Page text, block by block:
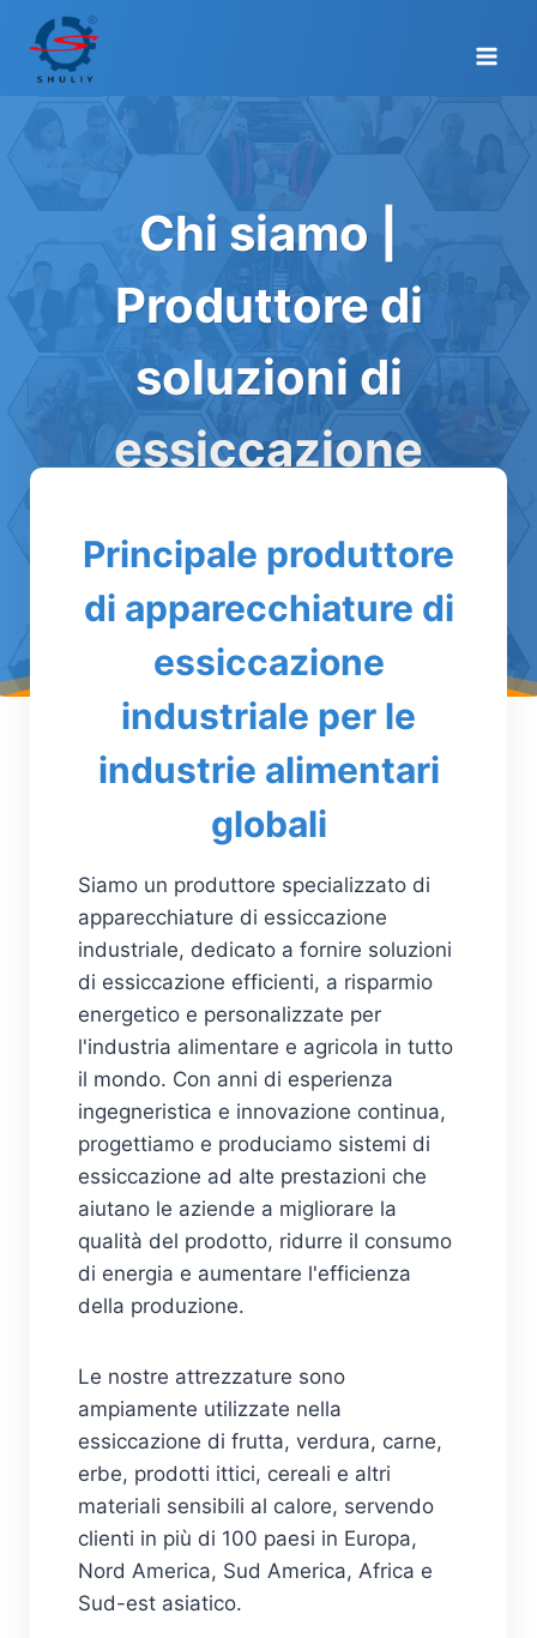
contenuto
Chi siamo |
Produttore di
soluzioni di
essiccazione
Principale produttore
di apparecchiature di
essiccazione
industriale per le
industrie alimentari
globali
Siamo un produttore specializzato di
apparecchiature di essiccazione
industriale, dedicato a fornire soluzioni
di essiccazione efficienti, a risparmio
energetico e personalizzate per
l'industria alimentare e agricola in tutto
il mondo. Con anni di esperienza
ingegneristica e innovazione continua,
progettiamo e produciamo sistemi di
essiccazione ad alte prestazioni che
aiutano le aziende a migliorare la
qualità del prodotto, ridurre il consumo
di energia e aumentare l'efficienza
della produzione.
Le nostre attrezzature sono
ampiamente utilizzate nella
essiccazione di frutta, verdura, carne,
erbe, prodotti ittici, cereali e altri
materiali sensibili al calore, servendo
clienti in più di 100 paesi in Europa,
Nord America, Sud America, Africa e
Sud-est asiatico.